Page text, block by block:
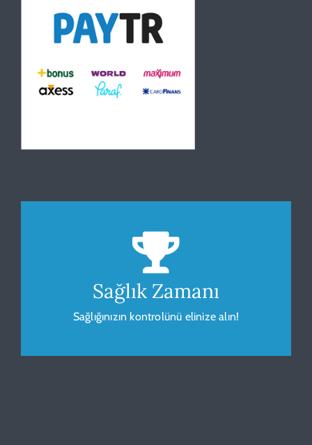
Sağlık Zamanı
Sağlığınızın kontrolünü elinize alın!
Beden Kitle Endeksi
Sağlığınız için vücudunuzu gözlemleyip
ölçümleyin.
HESAPLA